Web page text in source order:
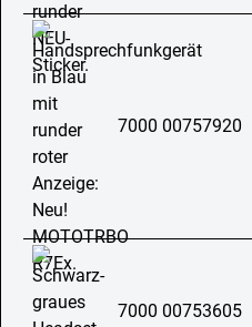
7000 00757920
7000 00753605